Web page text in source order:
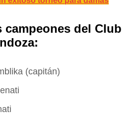
campeones del Club
(capitán)